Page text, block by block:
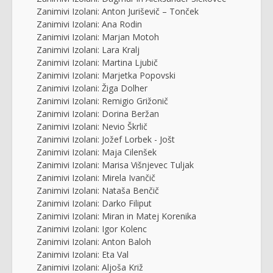
Zanimivi Izolani: Anton Juriševič – Tonček
Zanimivi Izolani: Ana Rodin
Zanimivi Izolani: Marjan Motoh
Zanimivi Izolani: Lara Kralj
Zanimivi Izolani: Martina Ljubič
Zanimivi Izolani: Marjetka Popovski
Zanimivi Izolani: Žiga Dolher
Zanimivi Izolani: Remigio Grižonič
Zanimivi Izolani: Dorina Beržan
Zanimivi Izolani: Nevio Škrlič
Zanimivi Izolani: Jožef Lorbek - Jošt
Zanimivi Izolani: Maja Cilenšek
Zanimivi Izolani: Marisa Višnjevec Tuljak
Zanimivi Izolani: Mirela Ivančič
Zanimivi Izolani: Nataša Benčič
Zanimivi Izolani: Darko Filiput
Zanimivi Izolani: Miran in Matej Korenika
Zanimivi Izolani: Igor Kolenc
Zanimivi Izolani: Anton Baloh
Zanimivi Izolani: Eta Val
Zanimivi Izolani: Aljoša Križ